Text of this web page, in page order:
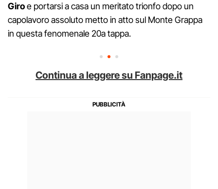
Giroe portarsi a casa un meritato trionfo dopo un
capolavoro assoluto metto in atto sul Monte Grappa
in questa fenomenale 20a tappa.
Continua a leggere su Fanpage.it